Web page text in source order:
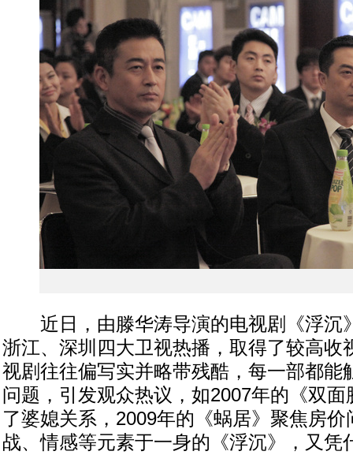
近日，由滕华涛导演的电视剧《浮沉
浙江、深圳四大卫视热播，取得了较高收
视剧往往偏写实并略带残酷，每一部都能
问题，引发观众热议，如2007年的《双
了婆媳关系，2009年的《蜗居》聚焦房
战、情感等元素于一身的《浮沉》，又凭